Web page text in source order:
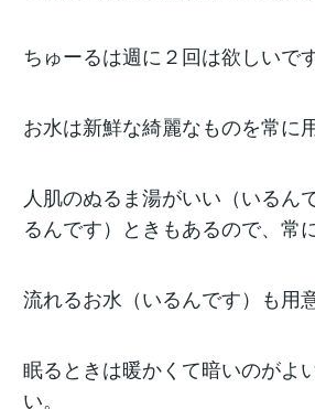
ちゅーるは週に２回は欲しいです
お水は新鮮な綺麗なものを常に
人肌のぬるま湯がいい（いるん
るんです）ときもあるので、常
流れるお水（いるんです）も用
眠るときは暖かくて暗いのがよ
い。